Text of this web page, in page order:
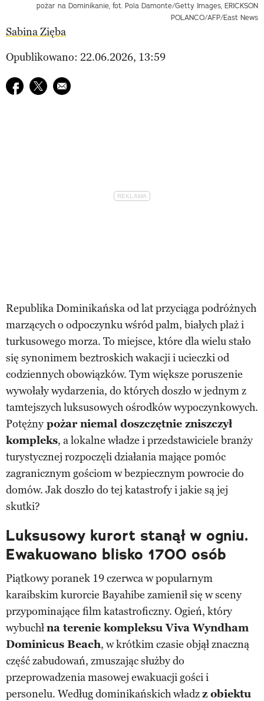
pożar na Dominikanie, fot. Pola Damonte/Getty Images, ERICKSON
POLANCO/AFP/East News
Sabina Zięba
Opublikowano: 22.06.2026, 13:59
Udostępnij na facebook
Udostępnij na twitter
E-mail do przyjaciela
Republika Dominikańska od lat przyciąga podróżnych
marzących o odpoczynku wśród palm, białych plaż i
turkusowego morza. To miejsce, które dla wielu stało
się synonimem beztroskich wakacji i ucieczki od
codziennych obowiązków. Tym większe poruszenie
wywołały wydarzenia, do których doszło w jednym z
tamtejszych luksusowych ośrodków wypoczynkowych.
Potężny pożar niemal doszczętnie zniszczył
kompleks, a lokalne władze i przedstawiciele branży
turystycznej rozpoczęli działania mające pomóc
zagranicznym gościom w bezpiecznym powrocie do
domów. Jak doszło do tej katastrofy i jakie są jej
skutki?
Luksusowy kurort stanął w ogniu.
Ewakuowano blisko 1700 osób
Piątkowy poranek 19 czerwca w popularnym
karaibskim kurorcie Bayahibe zamienił się w sceny
przypominające film katastroficzny. Ogień, który
wybuchłna terenie kompleksu Viva Wyndham
Dominicus Beach, w krótkim czasie objął znaczną
część zabudowań, zmuszając służby do
przeprowadzenia masowej ewakuacji gości i
personelu. Według dominikańskich władzz obiektu